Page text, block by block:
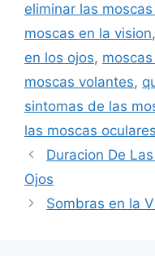
eliminar las
moscas en la vision,
en los ojos,
moscas volantes,
sintomas de las
las moscas oculares
Duracion De
Ojos
Sombras en la